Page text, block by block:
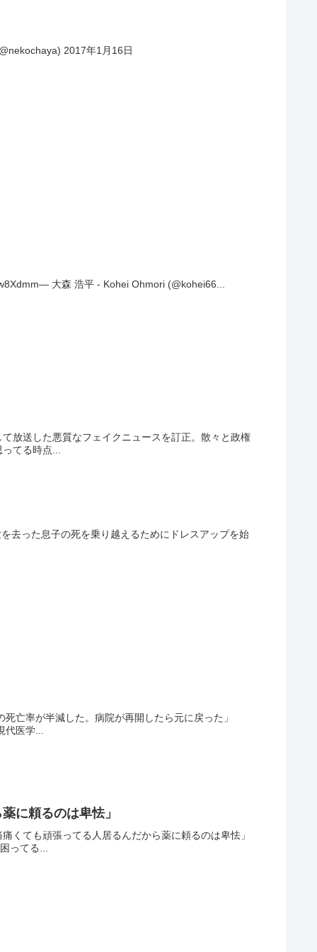
2017年1月16日
大森 浩平 - Kohei Ohmori (@kohei66...
放送した悪質なフェイクニュースを訂正。散々と政権
てる時点...
去った息子の死を乗り越えるためにドレスアップを始
亡率が半減した。病院が再開したら元に戻った」
医学...
に頼るのは卑怯」
くても頑張ってる人居るんだから薬に頼るのは卑怯」
ってる...